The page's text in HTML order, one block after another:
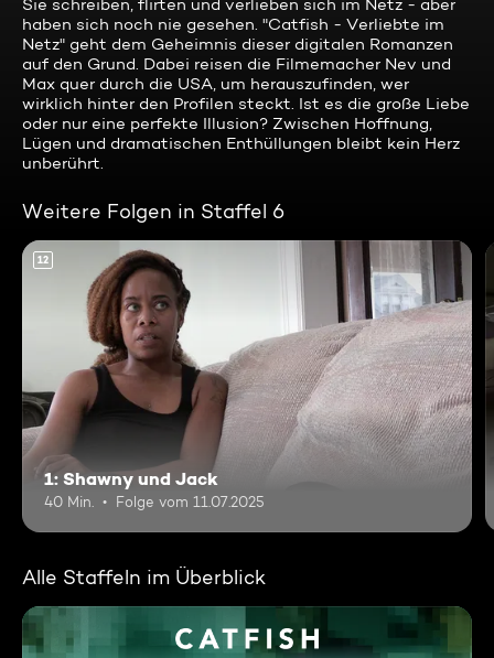
Sie schreiben, flirten und verlieben sich im Netz - aber
haben sich noch nie gesehen. "Catfish - Verliebte im
Netz" geht dem Geheimnis dieser digitalen Romanzen
auf den Grund. Dabei reisen die Filmemacher Nev und
Max quer durch die USA, um herauszufinden, wer
wirklich hinter den Profilen steckt. Ist es die große Liebe
oder nur eine perfekte Illusion? Zwischen Hoffnung,
Lügen und dramatischen Enthüllungen bleibt kein Herz
unberührt.
Weitere Folgen in Staffel 6
12
1: Shawny und Jack
40 Min. Folge vom 11.07.2025
Alle Staffeln im Überblick